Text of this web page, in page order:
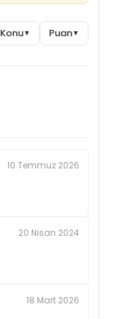
Konu▼ Puan▼
10 Temmuz 2026
20 Nisan 2024
18 Mart 2026